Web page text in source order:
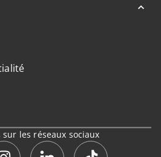
sur les réseaux sociaux